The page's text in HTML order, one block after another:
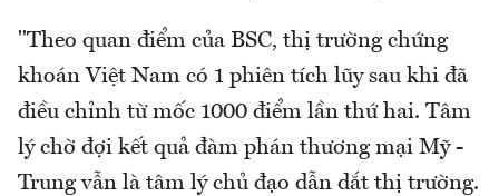
"Theo quan điểm của BSC, thị trường chứng
khoán Việt Nam có 1 phiên tích lũy sau khi đã
điều chỉnh từ mốc 1000 điểm lần thứ hai. Tâm
lý chờ đợi kết quả đàm phán thương mại Mỹ -
Trung vẫn là tâm lý chủ đạo dẫn dắt thị trường.